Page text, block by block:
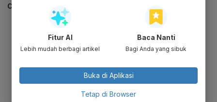
CEK JUGA DATA INI
Fitur AI
Lebih mudah berbagi artikel
Baca Nanti
Bagi Anda yang sibuk
Buka di Aplikasi
Tetap di Browser